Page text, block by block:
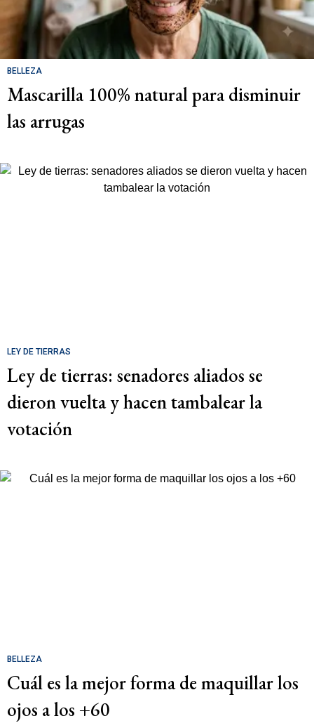
BELLEZA
Mascarilla 100% natural para disminuir
las arrugas
LEY DE TIERRAS
Ley de tierras: senadores aliados se
dieron vuelta y hacen tambalear la
votación
BELLEZA
Cuál es la mejor forma de maquillar los
ojos a los +60